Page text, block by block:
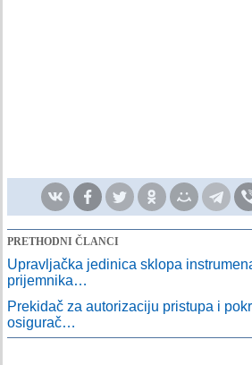
PRETHODNI ČLANCI
Upravljačka jedinica sklopa
prijemnika…
Prekidač za autorizaciju pristupa i
osigurač…